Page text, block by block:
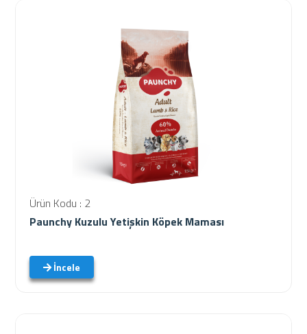
Ürün Kodu : 2
Paunchy Kuzulu Yetişkin Köpek Maması
İncele